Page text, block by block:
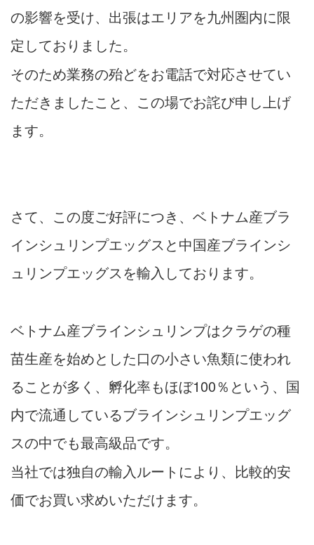
の影響を受け、出張はエリアを九州圏内に限
定しておりました。
そのため業務の殆どをお電話で対応させてい
ただきましたこと、この場でお詫び申し上げ
ます。
さて、この度ご好評につき、ベトナム産ブラ
インシュリンプエッグスと中国産ブラインシ
ュリンプエッグスを輸入しております。
ベトナム産ブラインシュリンプはクラゲの種
苗生産を始めとした口の小さい魚類に使われ
ることが多く、孵化率もほぼ100％という、国
内で流通しているブラインシュリンプエッグ
スの中でも最高級品です。
当社では独自の輸入ルートにより、比較的安
価でお買い求めいただけます。